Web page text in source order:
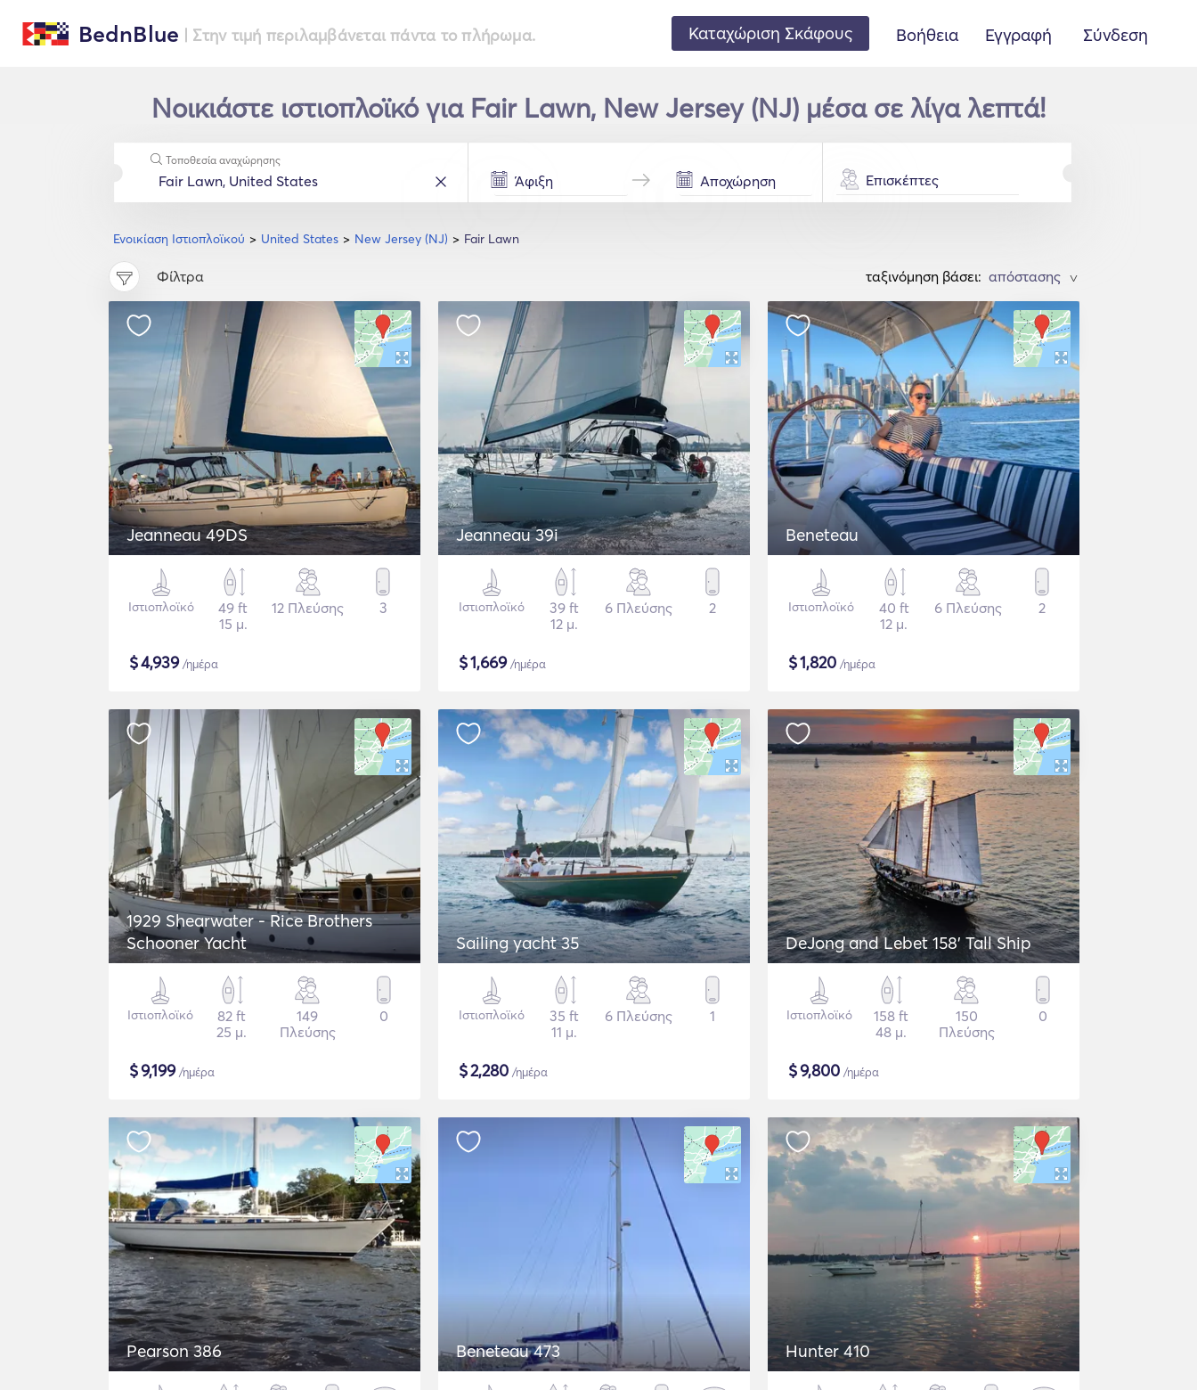
BednBlue | Στην τιμή περιλαμβάνεται πάντα το πλήρωμα. Καταχώριση Σκάφους Βοήθεια Εγγραφή Σύνδεση
Νοικιάστε ιστιοπλοϊκό για Fair Lawn, New Jersey (NJ) μέσα σε λίγα λεπτά!
Ενοικίαση Ιστιοπλοϊκού United States New Jersey (NJ) Fair Lawn
Τοποθεσία αναχώρησης
Επισκέπτες
Φίλτρα ταξινόμηση βάσει: >
Jeanneau 49DS
Ιστιοπλοϊκό
49 ft
15 μ.
12 Πλεύσης 3
$4,939/ημέρα
Jeanneau 39i
Ιστιοπλοϊκό
39 ft
12 μ.
6 Πλεύσης 2
$1,669/ημέρα
Beneteau
Ιστιοπλοϊκό
40 ft
12 μ.
6 Πλεύσης 2
$1,820 /ημέρα
1929 Shearwater - Rice Brothers
Schooner Yacht
Ιστιοπλοϊκό
82 ft
25 μ.
149
Πλεύσης
0
$9,199/ημέρα
Sailing yacht 35
Ιστιοπλοϊκό
35 ft
11 μ.
6 Πλεύσης 1
$2,280 /ημέρα
DeJong and Lebet 158' Tall Ship
Ιστιοπλοϊκό
158 ft
48 μ.
150
Πλεύσης
0
$9,800 /ημέρα
Pearson 386 Beneteau 473 Hunter 410